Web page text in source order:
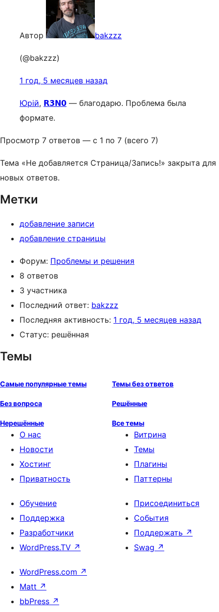
Автор bakzzz
(@bakzzz)
1 год, 5 месяцев назад
Юрій, 𝗥𝟯𝗡𝟬 — благодарю. Проблема была
формате.
Просмотр 7 ответов — с 1 по 7 (всего 7)
Тема «Не добавляется Страница/Запись!» закрыта для
новых ответов.
Метки
добавление записи
добавление страницы
Форум: Проблемы и решения
8 ответов
3 участника
Последний ответ: bakzzz
Последняя активность: 1 год, 5 месяцев назад
Статус: решённая
Темы
Самые популярные темы Темы без ответов
Без вопроса Решённые
Нерешённые Все темы
О нас
Новости
Хостинг
Приватность
Витрина
Темы
Плагины
Паттерны
Обучение
Поддержка
Разработчики
WordPress.TV ↗
Присоединиться
События
Поддержать ↗
Swag ↗
WordPress.com ↗
Matt ↗
bbPress ↗